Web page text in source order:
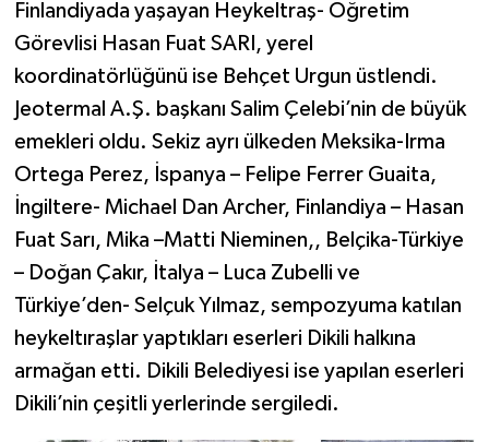
Finlandiyada yaşayan Heykeltraş- Öğretim
Görevlisi Hasan Fuat SARI, yerel
koordinatörlüğünü ise Behçet Urgun üstlendi.
Jeotermal A.Ş. başkanı Salim Çelebi’nin de büyük
emekleri oldu. Sekiz ayrı ülkeden Meksika-Irma
Ortega Perez, İspanya – Felipe Ferrer Guaita,
İngiltere- Michael Dan Archer, Finlandiya – Hasan
Fuat Sarı, Mika –Matti Nieminen,, Belçika-Türkiye
– Doğan Çakır, İtalya – Luca Zubelli ve
Türkiye’den- Selçuk Yılmaz, sempozyuma katılan
heykeltıraşlar yaptıkları eserleri Dikili halkına
armağan etti. Dikili Belediyesi ise yapılan eserleri
Dikili’nin çeşitli yerlerinde sergiledi.